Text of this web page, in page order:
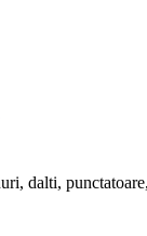
dalti,